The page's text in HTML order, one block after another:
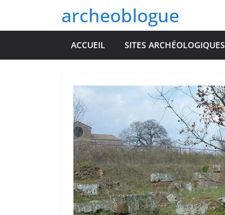
archeoblogue
ACCUEIL SITES ARCHÉOLOGIQUES